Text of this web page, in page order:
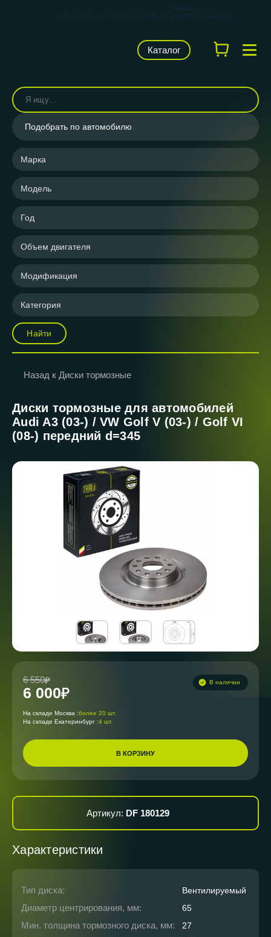
Каталог
Подобрать по автомобилю
Марка
Модель
Год
Объем двигателя
Модификация
Категория
Найти
Назад к Диски тормозные
Диски тормозные для автомобилей
Audi A3 (03-) / VW Golf V (03-) / Golf VI
(08-) передний d=345
6 550
6 000
В наличии
На складе Москва :более 20 шт.
На складе Екатеринбург :4 шт.
В КОРЗИНУ
Артикул: DF 180129
Характеристики
Тип диска: Вентилируемый
Диаметр центрирования, мм: 65
Мин. толщина тормозного диска, мм: 27